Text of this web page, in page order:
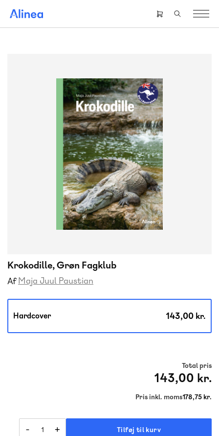
hovedindhold
Header
right
Krokodille, Grøn Fagklub
Af Maja Juul Paustian
Hardcover 143,00 kr.
Total pris
143,00 kr.
Pris inkl. moms178,75 kr.
- + Tilføj til kurv